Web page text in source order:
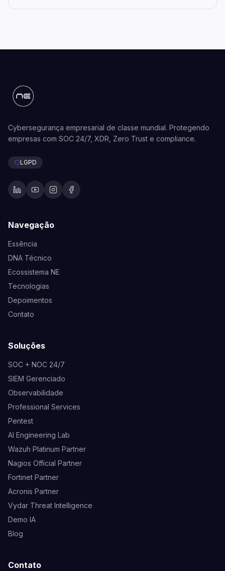
Cybersegurança empresarial de classe mundial. Protegendo
empresas com SOC 24/7, XDR, Zero Trust e compliance.
LGPD
Navegação
Essência
DNA Técnico
Ecossistema NE
Tecnologias
Depoimentos
Contato
Soluções
SOC + NOC 24/7
SIEM Gerenciado
Observabilidade
Professional Services
Pentest
AI Engineering Lab
Wazuh Platinum Partner
Nagios Official Partner
Fortinet Partner
Acronis Partner
Vydar Threat Intelligence
Demo IA
Blog
Contato